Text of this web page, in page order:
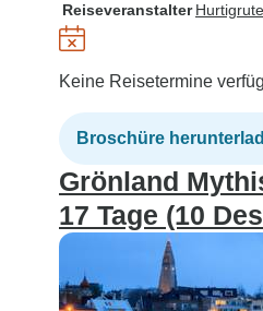
Reiseveranstalter
Keine Reisetermine
Broschüre
Grönland
17 Tage (10